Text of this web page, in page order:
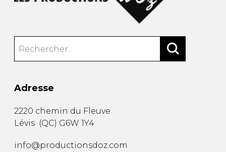
Adresse
2220 chemin du Fleuve
Lévis (QC) G6W 1Y4
info@productionsdoz.com